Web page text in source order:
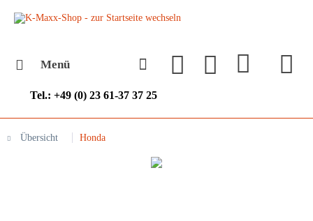
Tel.: +49 (0) 23 61-37 37 25
Menü
Übersicht Honda